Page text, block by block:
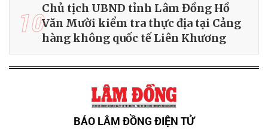
10Chủ tịch UBND tỉnh Lâm Đồng Hồ
Văn Mười kiểm tra thực địa tại Cảng
hàng không quốc tế Liên Khương
BÁO LÂM ĐỒNG ĐIỆN TỬ